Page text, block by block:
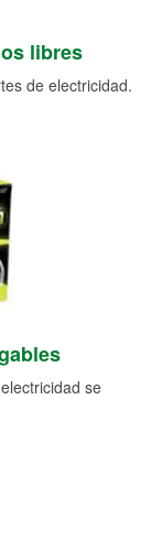
libres
de electricidad.
se